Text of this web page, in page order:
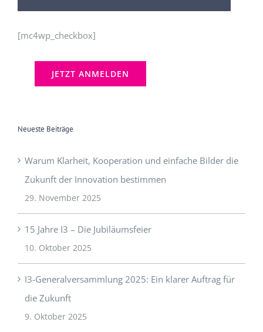
[mc4wp_checkbox]
Neueste Beiträge
Warum Klarheit, Kooperation und einfache Bilder die
Zukunft der Innovation bestimmen
29. November 2025
15 Jahre I3 – Die Jubiläumsfeier
10. Oktober 2025
I3-Generalversammlung 2025: Ein klarer Auftrag für
die Zukunft
9. Oktober 2025